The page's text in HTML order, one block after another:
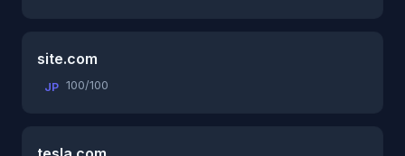
site.com
JP 100/100